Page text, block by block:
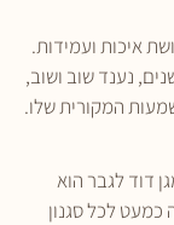
איכות ועמידות.
נענד שוב ושוב,
המקורית שלו.
דוד לגבר הוא
לכל סגנון